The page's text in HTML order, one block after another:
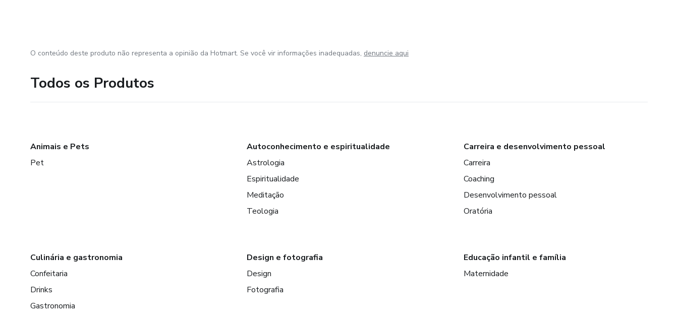
O conteúdo deste produto não representa a opinião da Hotmart. Se você vir informações inadequadas, denuncie aqui
Todos os Produtos
Animais e Pets
Pet
Autoconhecimento e espiritualidade
Astrologia
Espiritualidade
Meditação
Teologia
Carreira e desenvolvimento pessoal
Carreira
Coaching
Desenvolvimento pessoal
Oratória
Culinária e gastronomia
Confeitaria
Drinks
Gastronomia
Design e fotografia
Design
Fotografia
Educação infantil e família
Maternidade